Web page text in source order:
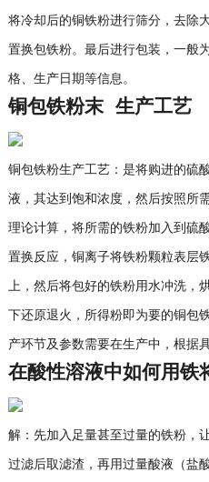
将冷却后的铜铁粉进行筛分，去除
置换包铁粉。最后进行包装，一般
格、生产日期等信息。
铜包铁粉末 生产工艺
铜包铁粉生产工艺：是将购进的硫
液，其达到饱和浓度，然后按照所
理论计算，将所需的铁粉加入到硫
置换反应，铜离子将铁粉颗粒表层
上，然后将包好的铁粉用水冲洗，
下还原退火，所得粉即为要的铜包
产环节及参数需要在生产中，根据
在酸性溶液中如何用铁
解：先加入足量甚至过量的铁粉，
过滤后取滤渣，再用过量酸液（盐